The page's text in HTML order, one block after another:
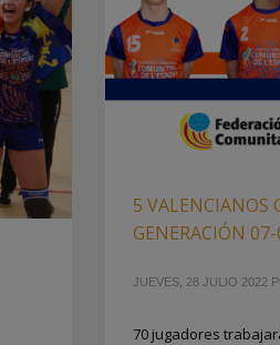
5 VALENCIANOS
GENERACIÓN
JUEVES, 28 JULIO 2022
70 jugadores